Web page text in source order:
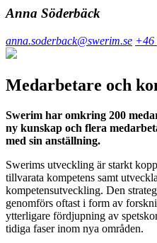
Anna Söderbäck
anna.soderback@swerim.se +46
Medarbetare och
Swerim har omkring 200
ny kunskap och flera
med sin anställning.
Swerims utveckling är starkt
tillvarata kompetens samt
kompetensutveckling. Den
genomförs oftast i form av
ytterligare fördjupning av
tidiga faser inom nya områden.